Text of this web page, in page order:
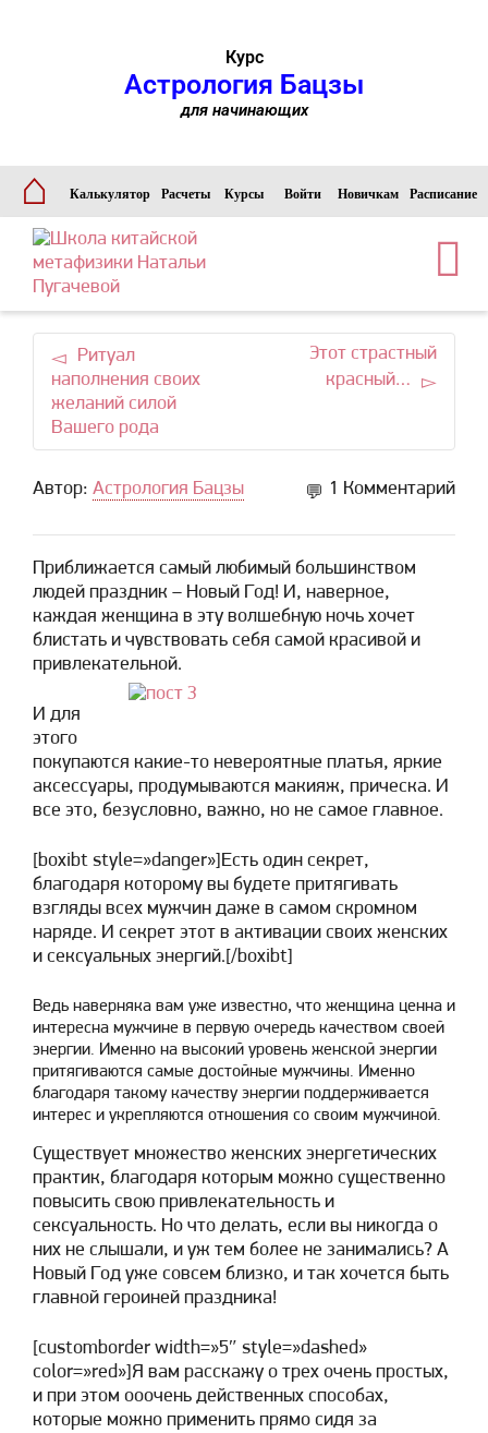
Курс
Астрология Бацзы
для начинающих
⌂ Калькулятор Расчеты Курсы Войти Новичкам Расписание
Ритуал
наполнения своих
желаний силой
Вашего рода
Этот страстный
красный…
Автор: Астрология Бацзы 1 Комментарий
Приближается самый любимый большинством
людей праздник – Новый Год! И, наверное,
каждая женщина в эту волшебную ночь хочет
блистать и чувствовать себя самой красивой и
привлекательной.
И для
этого
покупаются какие-то невероятные платья, яркие
аксессуары, продумываются макияж, прическа. И
все это, безусловно, важно, но не самое главное.
[boxibt style=»danger»]Есть один секрет,
благодаря которому вы будете притягивать
взгляды всех мужчин даже в самом скромном
наряде. И секрет этот в активации своих женских
и сексуальных энергий.[/boxibt]
Ведь наверняка вам уже известно, что женщина ценна и
интересна мужчине в первую очередь качеством своей
энергии. Именно на высокий уровень женской энергии
притягиваются самые достойные мужчины. Именно
благодаря такому качеству энергии поддерживается
интерес и укрепляются отношения со своим мужчиной.
Существует множество женских энергетических
практик, благодаря которым можно существенно
повысить свою привлекательность и
сексуальность. Но что делать, если вы никогда о
них не слышали, и уж тем более не занимались? А
Новый Год уже совсем близко, и так хочется быть
главной героиней праздника!
[customborder width=»5″ style=»dashed»
color=»red»]Я вам расскажу о трех очень простых,
и при этом ооочень действенных способах,
которые можно применить прямо сидя за